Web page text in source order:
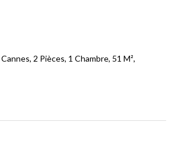
2 Pièces, 1 Chambre, 51 M²,